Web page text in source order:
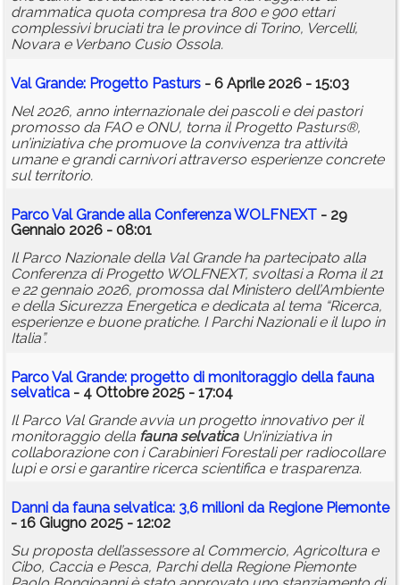
drammatica quota compresa tra 800 e 900 ettari
complessivi bruciati tra le province di Torino, Vercelli,
Novara e Verbano Cusio Ossola.
Val Grande: Progetto Pasturs - 6 Aprile 2026 - 15:03
Nel 2026, anno internazionale dei pascoli e dei pastori
promosso da FAO e ONU, torna il Progetto Pasturs®,
un’iniziativa che promuove la convivenza tra attività
umane e grandi carnivori attraverso esperienze concrete
sul territorio.
Parco Val Grande alla Conferenza WOLFNEXT - 29
Gennaio 2026 - 08:01
Il Parco Nazionale della Val Grande ha partecipato alla
Conferenza di Progetto WOLFNEXT, svoltasi a Roma il 21
e 22 gennaio 2026, promossa dal Ministero dell’Ambiente
e della Sicurezza Energetica e dedicata al tema “Ricerca,
esperienze e buone pratiche. I Parchi Nazionali e il lupo in
Italia”.
Parco Val Grande: progetto di monitoraggio della fauna
selvatica - 4 Ottobre 2025 - 17:04
Il Parco Val Grande avvia un progetto innovativo per il
monitoraggio della fauna selvaticaUn’iniziativa in
collaborazione con i Carabinieri Forestali per radiocollare
lupi e orsi e garantire ricerca scientifica e trasparenza.
Danni da fauna selvatica: 3,6 milioni da Regione Piemonte
- 16 Giugno 2025 - 12:02
Su proposta dell’assessore al Commercio, Agricoltura e
Cibo, Caccia e Pesca, Parchi della Regione Piemonte